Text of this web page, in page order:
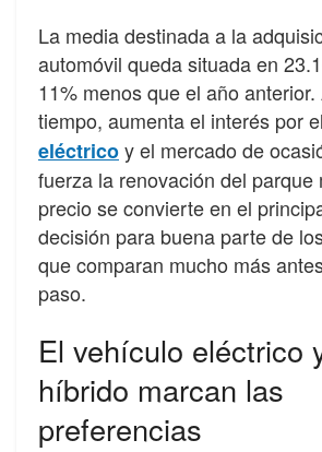
La media destinada a la
automóvil queda situada en
11% menos que el año anterior.
tiempo, aumenta el interés por el
eléctricoy el mercado de
fuerza la renovación del parque
precio se convierte en el
decisión para buena parte de
que comparan mucho más
paso.
El vehículo eléctrico
híbrido marcan las
preferencias